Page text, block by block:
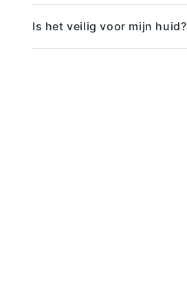
Is het veilig voor mijn huid?